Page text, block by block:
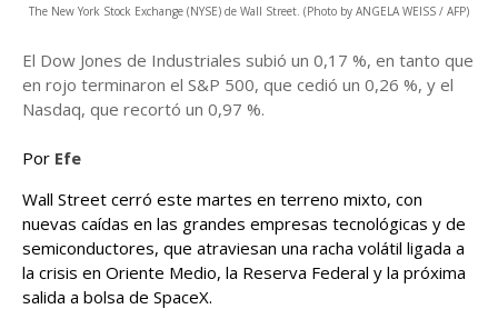
The New York Stock Exchange (NYSE) de Wall Street. (Photo by ANGELA WEISS / AFP)
El Dow Jones de Industriales subió un 0,17 %, en tanto que
en rojo terminaron el S&P 500, que cedió un 0,26 %, y el
Nasdaq, que recortó un 0,97 %.
Por Efe
Wall Street cerró este martes en terreno mixto, con
nuevas caídas en las grandes empresas tecnológicas y de
semiconductores, que atraviesan una racha volátil ligada a
la crisis en Oriente Medio, la Reserva Federal y la próxima
salida a bolsa de SpaceX.